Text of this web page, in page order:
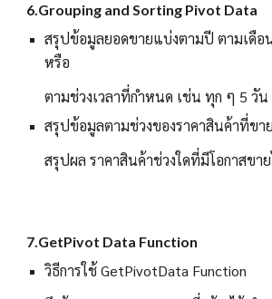
6.Grouping and Sorting Pivot Data
สรุปข้อมูลยอดขายแบ่งตามปี ตามเดือ
หรือ
ตามช่วงเวลาที่กำหนด เช่น ทุก ๆ 5 วัน
สรุปข้อมูลตามช่วงของราคาสินค้าที่ขา
สรุปผล ราคาสินค้าช่วงใดที่มีโอกาสขา
7.GetPivot Data Function
วิธีการใช้ GetPivotData Function